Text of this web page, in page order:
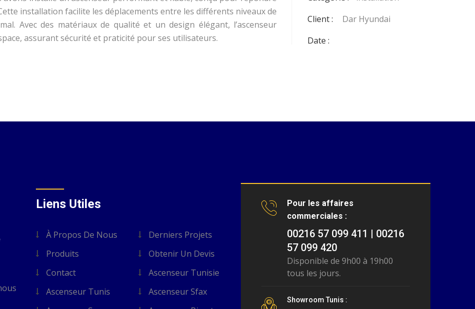
installation facilite les déplacements entre les différents niveaux de
Avec des matériaux de qualité et un design élégant, l’ascenseur
assurant sécurité et praticité pour ses utilisateurs.
Client :
Dar Hyundai
Date :
Liens Utiles
À Propos De Nous
Derniers Projets
Produits
Obtenir Un Devis
Contact
Ascenseur Tunisie
Ascenseur Tunis
Ascenseur Sfax
Pour les affaires
commerciales :
00216 57 099 411 | 00216
57 099 420
Disponible de 9h00 à 19h00
tous les jours.
Showroom Tunis :